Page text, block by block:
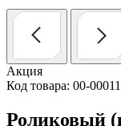
Акция
Код товара: 00-
Роликовый